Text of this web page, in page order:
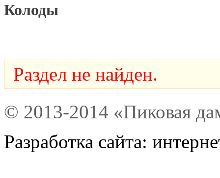
Колоды
Раздел не найден.
© 2013-2014 «Пиковая
Разработка сайта: